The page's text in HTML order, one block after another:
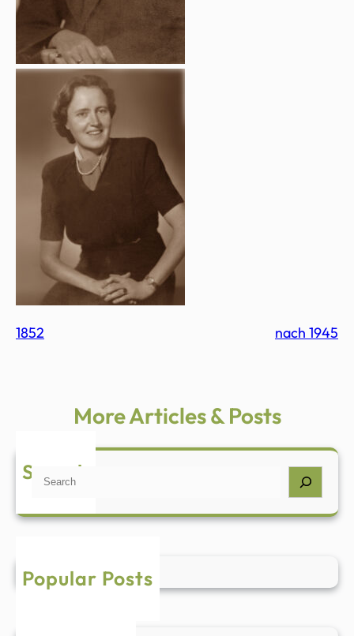
1852 nach 1945
More Articles & Posts
Search
S
a
h
Popular Posts